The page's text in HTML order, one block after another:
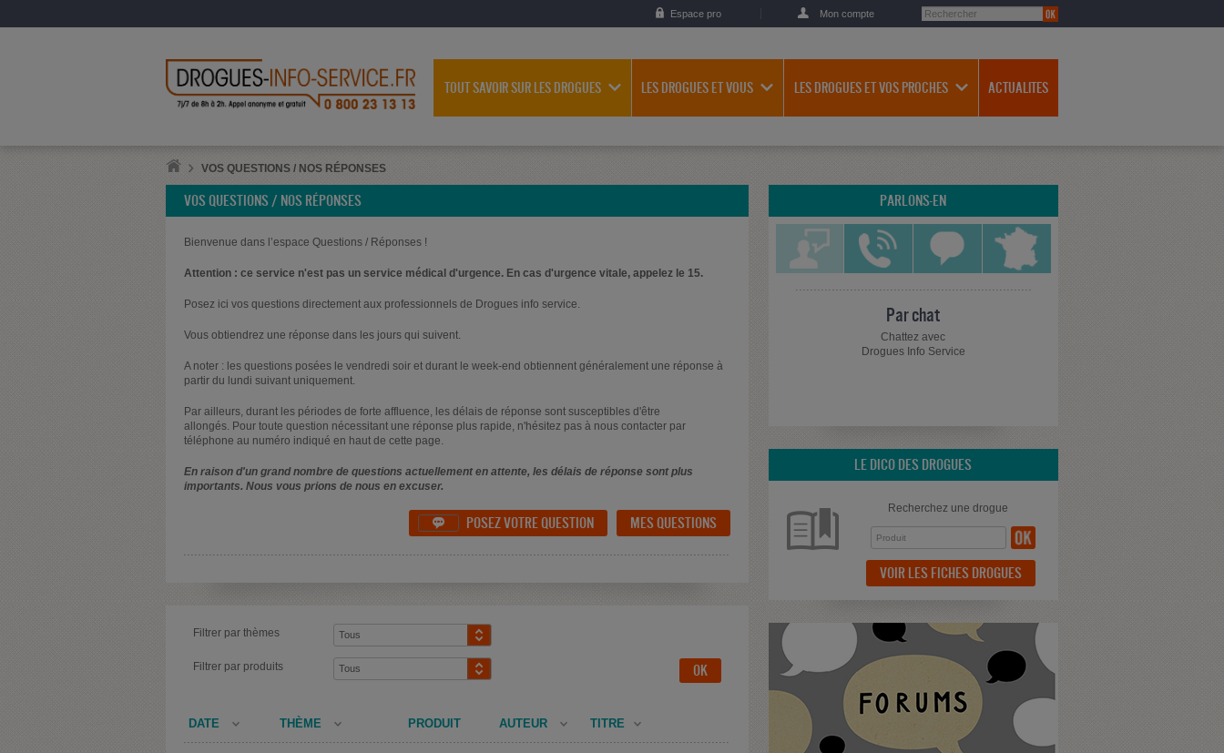
Espace pro Mon compte
TOUT SAVOIR SUR LES DROGUES LES DROGUES ET VOUS LES DROGUES ET VOS PROCHES ACTUALITES
VOS QUESTIONS / NOS RÉPONSES
VOS QUESTIONS / NOS RÉPONSES
Bienvenue dans l’espace Questions / Réponses !
Attention : ce service n'est pas un service médical d'urgence. En cas d'urgence vitale, appelez le 15.
Posez ici vos questions directement aux professionnels de Drogues info service.
Vous obtiendrez une réponse dans les jours qui suivent.
A noter : les questions posées le vendredi soir et durant le week-end obtiennent généralement une réponse à
partir du lundi suivant uniquement.
Par ailleurs, durant les périodes de forte affluence, les délais de réponse sont susceptibles d'être
allongés. Pour toute question nécessitant une réponse plus rapide, n'hésitez pas à nous contacter par
téléphone au numéro indiqué en haut de cette page.
En raison d'un grand nombre de questions actuellement en attente, les délais de réponse sont plus
importants. Nous vous prions de nous en excuser.
 POSEZ VOTRE QUESTION MES QUESTIONS
Filtrer par thèmes
Filtrer par produits
DATE THÈME PRODUIT AUTEUR TITRE
PARLONS-EN
Par chat
Chattez avec
Drogues Info Service
LE DICO DES DROGUES
Recherchez une drogue
VOIR LES FICHES DROGUES